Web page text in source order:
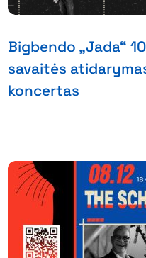
Bigbendo „Jada“
savaitės
koncertas